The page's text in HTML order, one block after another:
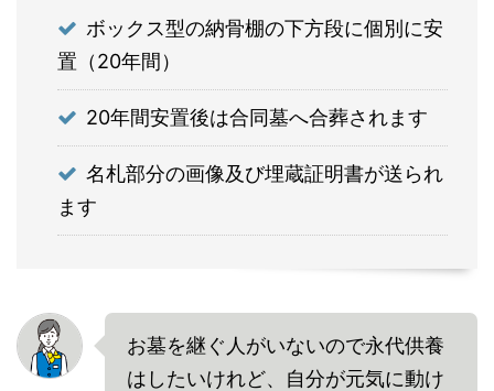
ボックス型の納骨棚の下方段に個別に安
置（20年間）
20年間安置後は合同墓へ合葬されます
名札部分の画像及び埋蔵証明書が送られ
ます
お墓を継ぐ人がいないので永代供養
はしたいけれど、自分が元気に動け